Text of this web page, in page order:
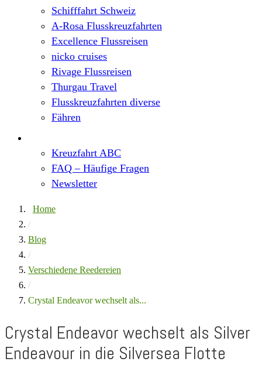
Schifffahrt Schweiz
A-Rosa Flusskreuzfahrten
Excellence Flussreisen
nicko cruises
Rivage Flussreisen
Thurgau Travel
Flusskreuzfahrten diverse
Fähren
Kreuzfahrt ABC
FAQ – Häufige Fragen
Newsletter
Home
/
Blog
/
Verschiedene Reedereien
/
Crystal Endeavor wechselt als...
Crystal Endeavor wechselt als Silver
Endeavour in die Silversea Flotte